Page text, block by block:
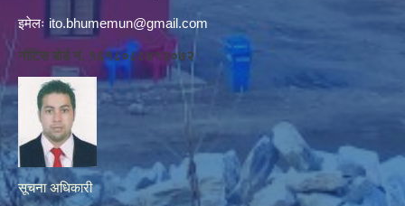
इमेलः ito.bhumemun@gmail.com
नोटिस बोर्ड नं. १६१८०८८४१३०७२
सूचना अधिकारी